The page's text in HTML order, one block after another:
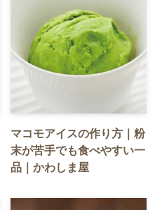
マコモアイスの作り方｜粉
末が苦手でも食べやすい一
品｜かわしま屋